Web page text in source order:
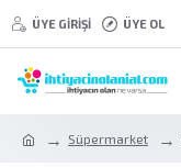
ÜYE GIRIŞI ÜYE OL
Süpermarket